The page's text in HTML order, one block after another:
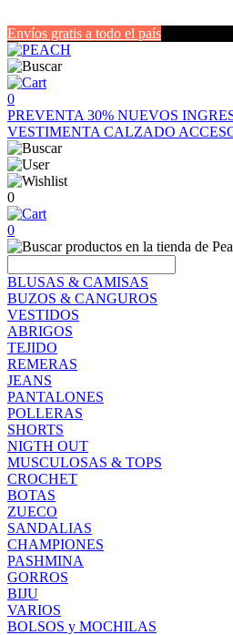
Envíos gratis a todo el país
0
PREVENTA 30% NUEVOS
VESTIMENTA CALZADO
0
0
BLUSAS & CAMISAS
BUZOS & CANGUROS
VESTIDOS
ABRIGOS
TEJIDO
REMERAS
JEANS
PANTALONES
POLLERAS
SHORTS
NIGTH OUT
MUSCULOSAS & TOPS
CROCHET
BOTAS
ZUECO
SANDALIAS
CHAMPIONES
PASHMINA
GORROS
BIJU
VARIOS
BOLSOS y MOCHILAS